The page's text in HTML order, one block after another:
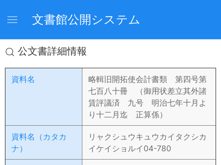
文書館公開システム
公文書詳細情報
資料名
略輯旧開拓使会計書類 第四号第
七百八十冊 （御用状差立其外諸
賃評議済 九号 明治七年十月よ
り十二月迄 正算係）
資料名（カタカ
ナ）
リャクシュウキュウカイタクシカ
イケイショルイ04-780